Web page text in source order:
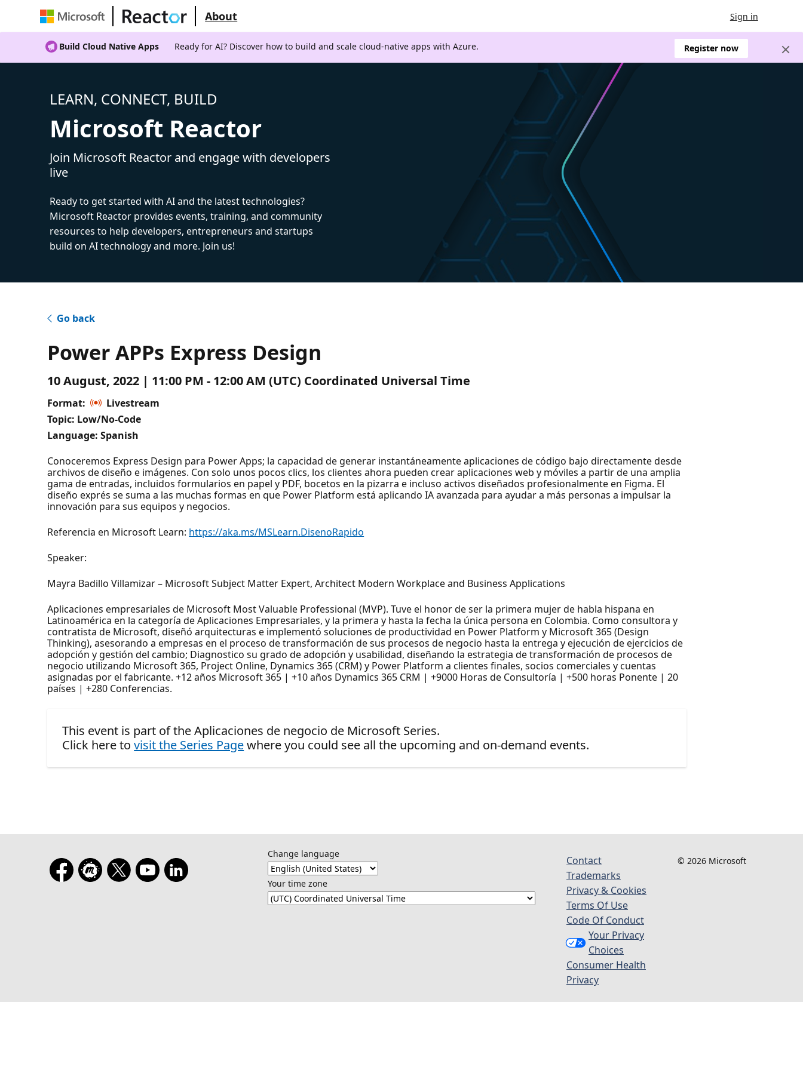
About Sign in
Build Cloud Native Apps Ready for AI? Discover how to build and scale cloud-native apps with Azure. Register now
LEARN, CONNECT, BUILD
Microsoft Reactor
Join Microsoft Reactor and engage with developers
live
Ready to get started with AI and the latest technologies?
Microsoft Reactor provides events, training, and community
resources to help developers, entrepreneurs and startups
build on AI technology and more. Join us!
Go back
Power APPs Express Design
10 August, 2022 | 11:00 PM - 12:00 AM (UTC) Coordinated Universal Time
Format:
Livestream
Topic: Low/No-Code
Language: Spanish
Conoceremos Express Design para Power Apps; la capacidad de generar instantáneamente aplicaciones de código bajo directamente desde
archivos de diseño e imágenes. Con solo unos pocos clics, los clientes ahora pueden crear aplicaciones web y móviles a partir de una amplia
gama de entradas, incluidos formularios en papel y PDF, bocetos en la pizarra e incluso activos diseñados profesionalmente en Figma. El
diseño exprés se suma a las muchas formas en que Power Platform está aplicando IA avanzada para ayudar a más personas a impulsar la
innovación para sus equipos y negocios.
Referencia en Microsoft Learn: https://aka.ms/MSLearn.DisenoRapido
Speaker:
Mayra Badillo Villamizar – Microsoft Subject Matter Expert, Architect Modern Workplace and Business Applications
Aplicaciones empresariales de Microsoft Most Valuable Professional (MVP). Tuve el honor de ser la primera mujer de habla hispana en
Latinoamérica en la categoría de Aplicaciones Empresariales, y la primera y hasta la fecha la única persona en Colombia. Como consultora y
contratista de Microsoft, diseñó arquitecturas e implementó soluciones de productividad en Power Platform y Microsoft 365 (Design
Thinking), asesorando a empresas en el proceso de transformación de sus procesos de negocio hasta la entrega y ejecución de ejercicios de
adopción y gestión del cambio; Diagnostico su grado de adopción y usabilidad, diseñando la estrategia de transformación de procesos de
negocio utilizando Microsoft 365, Project Online, Dynamics 365 (CRM) y Power Platform a clientes finales, socios comerciales y cuentas
asignadas por el fabricante. +12 años Microsoft 365 | +10 años Dynamics 365 CRM | +9000 Horas de Consultoría | +500 horas Ponente | 20
países | +280 Conferencias.
This event is part of the Aplicaciones de negocio de Microsoft Series.
Click here tovisit the Series Pagewhere you could see all the upcoming and on-demand events.
Change language
Your time zone
Contact
Trademarks
Privacy & Cookies
Terms Of Use
Code Of Conduct
Your Privacy
Choices
Consumer Health
Privacy
© 2026 Microsoft